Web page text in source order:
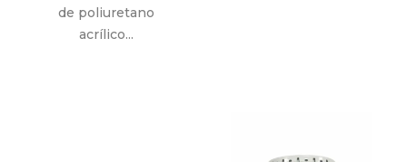
de poliuretano
acrílico...